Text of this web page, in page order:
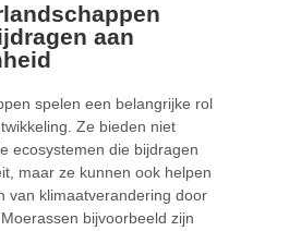
aan
spelen een belangrijke rol
Ze bieden niet
ecosystemen die bijdragen
maar ze kunnen ook helpen
van klimaatverandering door
bijvoorbeeld zijn